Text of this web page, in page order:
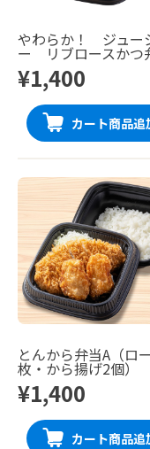
やわらか！ ジュー
ー リブロースかつ
¥1,400
カート商品追
とんから弁当A（ロ
枚・から揚げ2個）
¥1,400
カート商品追